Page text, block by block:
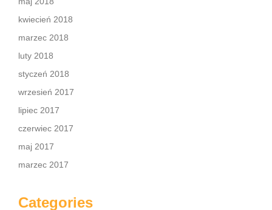
kwiecień 2018
marzec 2018
luty 2018
styczeń 2018
wrzesień 2017
lipiec 2017
czerwiec 2017
maj 2017
marzec 2017
Categories